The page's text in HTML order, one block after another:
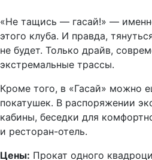
«Не тащись — гасай!» —
этого клуба. И правда,
не будет. Только драйв,
экстремальные трассы.
Кроме того, в «Гасай» можно
покатушек. В распоряжении
кабины, беседки для
и ресторан-отель.
Цены: Прокат одного